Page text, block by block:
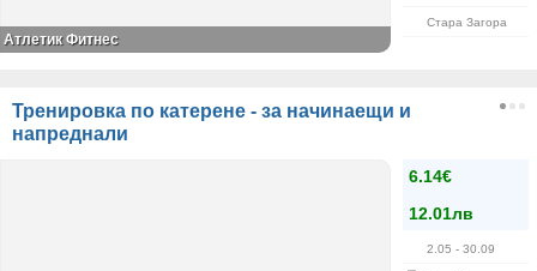
Стара Загора
Атлетик Фитнес
Тренировка по катерене - за начинаещи и
напреднали
6.14€
12.01лв
2.05 - 30.09